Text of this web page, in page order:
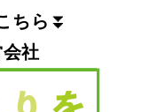
ちら ⏬
社